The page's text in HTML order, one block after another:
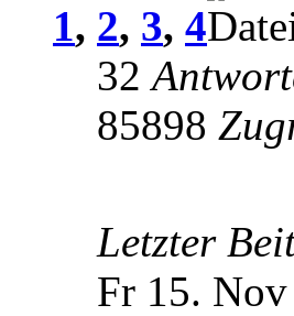
1, 2, 3, 4
32
85898
Letzter
Fr 15.